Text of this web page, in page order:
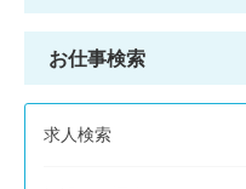
お仕事検索
求人検索